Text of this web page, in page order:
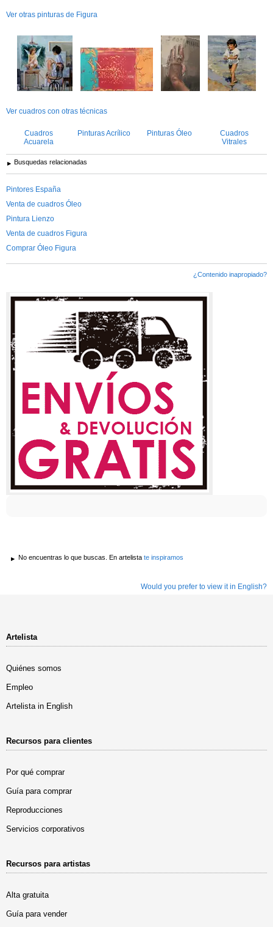
Ver otras pinturas de Figura
Ver cuadros con otras técnicas
Cuadros
Acuarela
Pinturas Acrílico Pinturas Óleo
Cuadros
Vitrales
Busquedas relacionadas
Pintores España
Venta de cuadros Óleo
Pintura Lienzo
Venta de cuadros Figura
Comprar Óleo Figura
¿Contenido inapropiado?
No encuentras lo que buscas. En artelista te inspiramos
Would you prefer to view it in English?
Artelista
Quiénes somos
Empleo
Artelista in English
Recursos para clientes
Por qué comprar
Guía para comprar
Reproducciones
Servicios corporativos
Recursos para artistas
Alta gratuita
Guía para vender